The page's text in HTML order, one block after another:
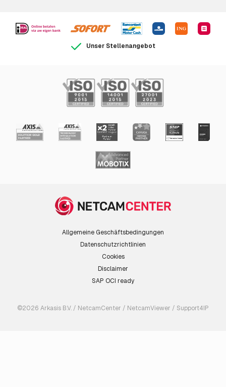
Unser Stellenangebot
Allgemeine Geschäftsbedingungen
Datenschutzrichtlinien
Cookies
Disclaimer
SAP OCI ready
©2026 Arkasis B.V. / NetcamCenter / NetcamViewer / Support4IP